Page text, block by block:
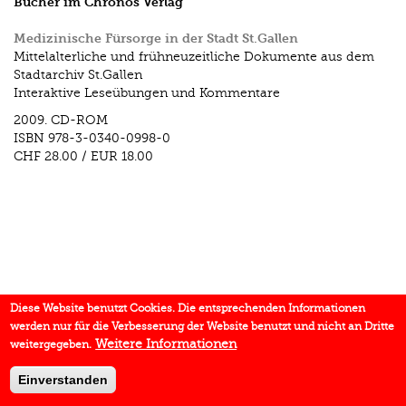
Medizinische Fürsorge in der Stadt St.Gallen
Mittelalterliche und frühneuzeitliche Dokumente aus dem
Stadtarchiv St.Gallen
Interaktive Leseübungen und Kommentare
2009. CD-ROM
ISBN 978-3-0340-0998-0
CHF 28.00 / EUR 18.00
Diese Website benutzt Cookies. Die entsprechenden Informationen
werden nur für die Verbesserung der Website benutzt und nicht an Dritte
weitergegeben. Weitere Informationen
Einverstanden